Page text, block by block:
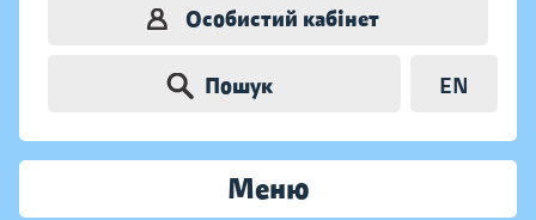
Особистий кабінет
Пошук EN
Меню